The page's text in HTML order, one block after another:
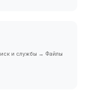
и службы → Файлы